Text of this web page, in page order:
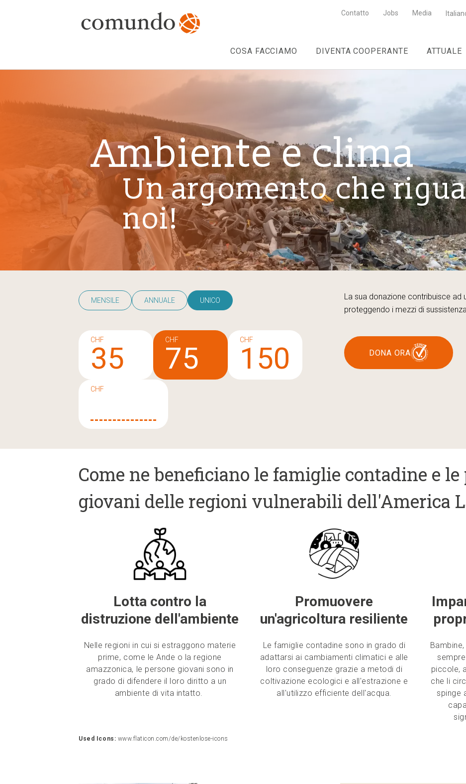
Contatto Jobs Media
COSA FACCIAMO DIVENTA COOPERANTE ATTUALE
Ambiente e clima
Un argomento che
noi!
La sua donazione contribuisce ad
proteggendo i mezzi di
MENSILE ANNUALE UNICO
CHF
35
CHF
75
CHF
150
CHF
DONA ORA
Come ne beneficiano le famiglie contadine e le
giovani delle regioni vulnerabili dell'America
Lotta contro la
distruzione dell'ambiente
Nelle regioni in cui si estraggono materie
prime, come le Ande o la regione
amazzonica, le persone giovani sono in
grado di difendere il loro diritto a un
ambiente di vita intatto.
Promuovere
un'agricoltura resiliente
Le famiglie contadine sono in grado di
adattarsi ai cambiamenti climatici e alle
loro conseguenze grazie a metodi di
coltivazione ecologici e all'estrazione e
all'utilizzo efficiente dell'acqua.
piccole,
che li
spinge
Used Icons: www.flaticon.com/de/kostenlose-icons